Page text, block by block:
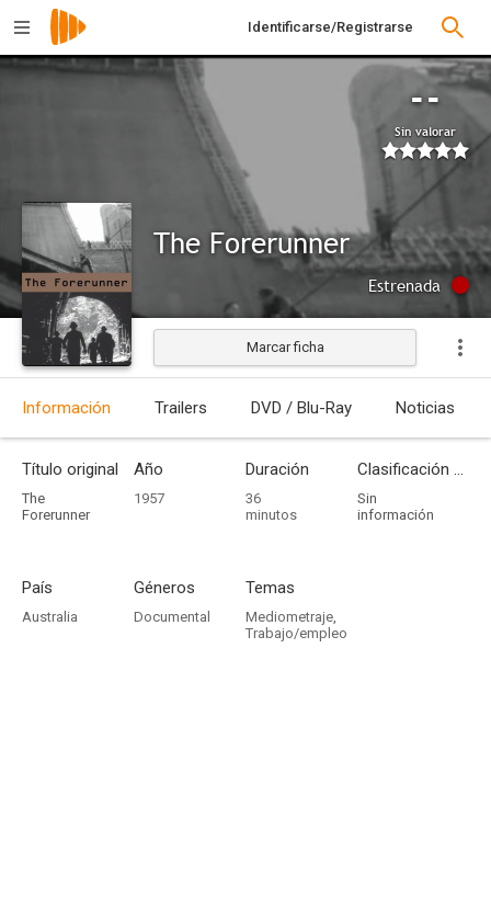
Identificarse/Registrarse
--
Sin valorar
The Forerunner
Estrenada
Marcar ficha
Información Trailers DVD / Blu-Ray Noticias
Título original
The
Forerunner
Año
1957
Duración
36
minutos
Clasificación por edades
Sin
información
País
Australia
Géneros
Documental
Temas
Mediometraje,
Trabajo/empleo